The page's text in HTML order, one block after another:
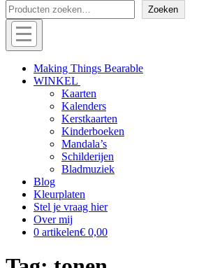
Zoeken
Menu
Off
canvas
Making Things Bearable
WINKEL
Kaarten
Kalenders
Kerstkaarten
Kinderboeken
Mandala’s
Schilderijen
Bladmuziek
Blog
Kleurplaten
Stel je vraag hier
Over mij
0 artikelen€ 0,00